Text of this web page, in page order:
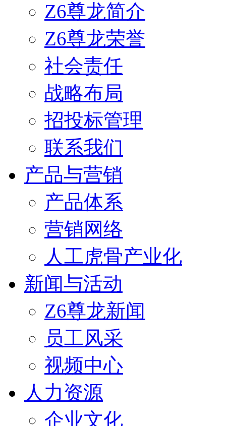
Z6尊龙简介
Z6尊龙荣誉
社会责任
战略布局
招投标管理
联系我们
产品与营销
产品体系
营销网络
人工虎骨产业化
新闻与活动
Z6尊龙新闻
员工风采
视频中心
人力资源
企业文化